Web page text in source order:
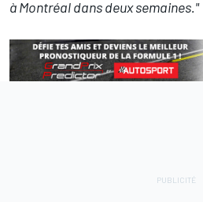
à Montréal dans deux semaines."